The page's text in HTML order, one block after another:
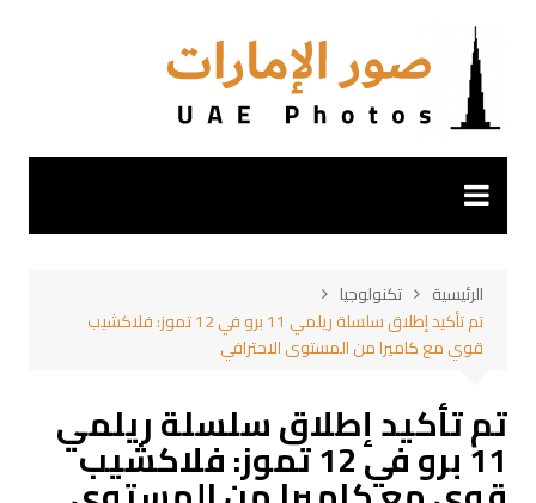
المحتوى
الرئيسية
تكنولوجيا
تم تأكيد إطلاق سلسلة ريلمي 11 برو في 12 تموز: فلاكشيب
قوي مع كاميرا من المستوى الاحترافي
تم تأكيد إطلاق سلسلة ريلمي
11 برو في 12 تموز: فلاكشيب